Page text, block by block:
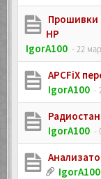
Прошивки
HP
IgorA100 - 22
APCFiX
IgorA100 -
IgorA100 -
IgorA100